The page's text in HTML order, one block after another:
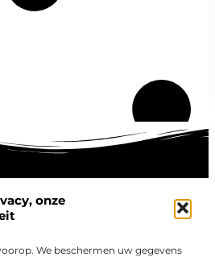
onze
We beschermen uw gegevens